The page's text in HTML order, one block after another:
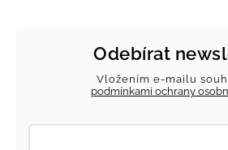
Odebírat
Vložením e-mailu
podmínkami ochrany